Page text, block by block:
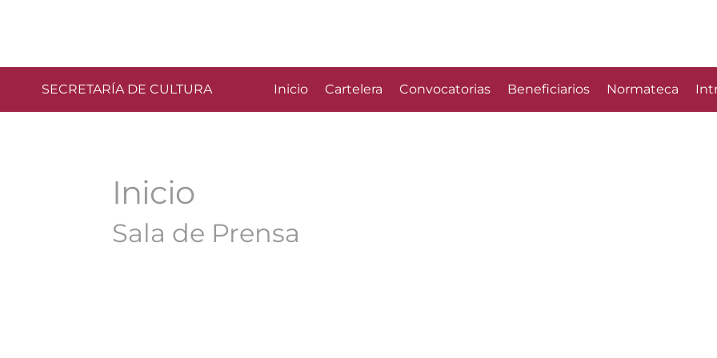
SECRETARÍA DE CULTURA Inicio Cartelera Convocatorias Beneficiarios Normateca
Inicio
Sala de Prensa